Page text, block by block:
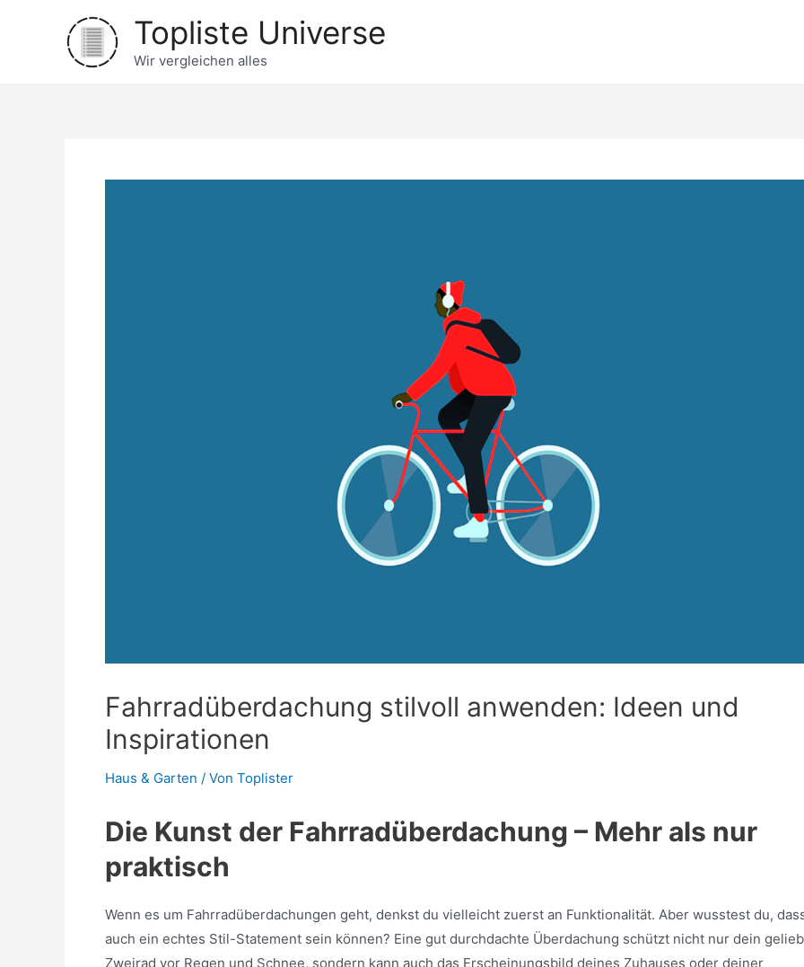
Topliste Universe
Wir vergleichen alles
Fahrradüberdachung stilvoll anwenden: Ideen und
Inspirationen
Haus & Garten / Von Toplister
Die Kunst der Fahrradüberdachung – Mehr als nur
praktisch
Wenn es um Fahrradüberdachungen geht, denkst du vielleicht zuerst an Funktionalität. Aber wusstest du,
auch ein echtes Stil-Statement sein können? Eine gut durchdachte Überdachung schützt nicht nur dein
Zweirad vor Regen und Schnee, sondern kann auch das Erscheinungsbild deines Zuhauses oder deiner